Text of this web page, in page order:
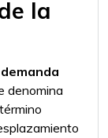
la
demanda
denomina